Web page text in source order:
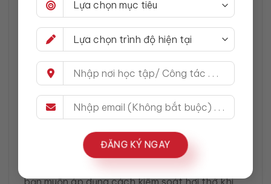
ĐĂNG KÝ NGAY
Nhiều người cố nói câu thật dài để nghe “hay”
hoặc “xịn”. Nhưng nếu chưa vững hơi, điều đó chỉ
làm bạn đứt nhịp. Trong cách kiểm soát hơi thở
nói phức tạp, mà là nói ổn định, đủ ý, rõ và có
kiểm soát.
10 cách kiểm soát hơi thở khi speaking
dài hiệu quả nhất
bạn muốn áp dụng cách kiểm soát hơi thở khi